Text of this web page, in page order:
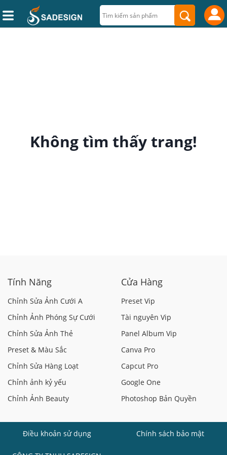
Không tìm thấy trang!
Tính Năng
Chỉnh Sửa Ảnh Cưới A
Chỉnh Ảnh Phóng Sự Cưới
Chỉnh Sửa Ảnh Thẻ
Preset & Màu Sắc
Chỉnh Sửa Hàng Loạt
Chỉnh ảnh kỷ yếu
Chỉnh Ảnh Beauty
Cửa Hàng
Preset Vip
Tài nguyên Vip
Panel Album Vip
Canva Pro
Capcut Pro
Google One
Photoshop Bản Quyền
Điều khoản sử dụng Chính sách bảo mật